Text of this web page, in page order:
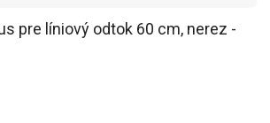
pre líniový odtok 60 cm, nerez -